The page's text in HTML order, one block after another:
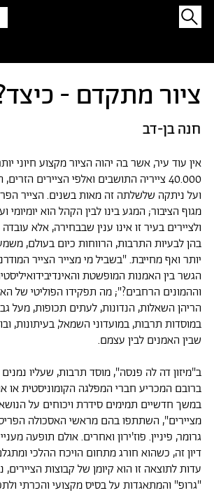
אין עוד עיר, אשר בה יהוה הציור מקצוע חיוני
40.000 צייריה התושבים ואלפי הציירים
ועל ניתקה שלשלתה זה מאות בשנים. הצייר
מגוף הציבור; המגע בינו לבין הקהל הוא יומיומי
ולציירים בעיר זו אינו ענין שבבחירה, אלא
בהן לבעיות התרבות, הרווחות כיום בעולם,
יותר ואף מחייבת. "בשביל מי מצייר הצייר
הגשר בין האמנות המופשטת
וההמונים הרחבים?"; מה תפקידו הפוליטי של
הריהן השאלות, הנדונות, לעתים תכופות, מעל
במוסדות תרבות, במועדוני השמאל, בעיתונות,
שבין האמנים לבין עצמם.
ב"מיזון דה לה פנסה", מוסד תרבות, שעליו
ברובם המכריע חברי המפלגה הקומוניסטית או
במשך חדשיים תמימים סידרת ויכוחים על
מציירים", השתתפו בהם מראשי האסכולה
גרומר, פיניין. פוז'ירון ואחרים. אולם תופעה
דיון זה, כשהוא חורג מתחום הויכח ההלכי
עדות לתוצאה זו הוא קיומן של קבוצות
"גרופ" והמתאגדות על בסיס מקצועי והכרתי
ציור מתקדם -
חנה בן-דב